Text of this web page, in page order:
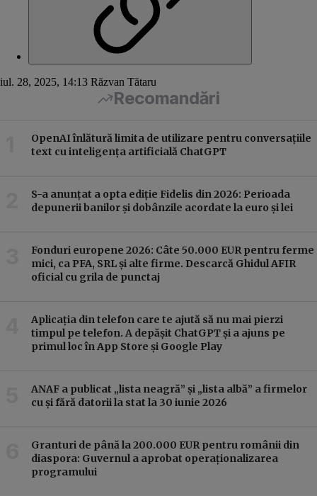
iul. 28, 2025, 14:13 Răzvan Tătaru
Recomandări
OpenAI înlătură limita de utilizare pentru conversațiile
text cu inteligența artificială ChatGPT
S-a anunțat a opta ediție Fidelis din 2026: Perioada
depunerii banilor și dobânzile acordate la euro și lei
Fonduri europene 2026: Câte 50.000 EUR pentru ferme
mici, ca PFA, SRL și alte firme. Descarcă Ghidul AFIR
oficial cu grila de punctaj
Aplicația din telefon care te ajută să nu mai pierzi
timpul pe telefon. A depășit ChatGPT și a ajuns pe
primul loc în App Store și Google Play
ANAF a publicat „lista neagră” și „lista albă” a firmelor
cu și fără datorii la stat la 30 iunie 2026
Granturi de până la 200.000 EUR pentru românii din
diaspora: Guvernul a aprobat operaționalizarea
programului